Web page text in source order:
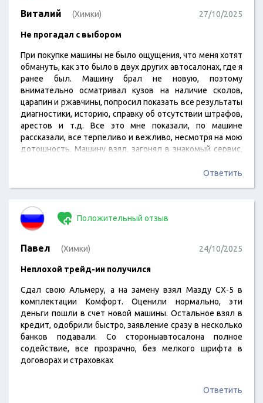
Виталий (Химки) 27/10/2025
Не прогадал с выбором
При покупке машины не было ощущения, что меня хотят
обмануть, как это было в двух других автосалонах, где я
ранее был. Машину брал не новую, поэтому
внимательно осматривал кузов на наличие сколов,
царапин и ржавчины, попросил показать все результаты
диагностики, историю, справку об отсутствии штрафов,
арестов и т.д. Все это мне показали, по машине
рассказали, все терпеливо и вежливо, несмотря на мою
дотошность. Машину взял, загонял в знакомый сервис,
Ответить
Положительный отзыв
Павел (Химки) 24/10/2025
Неплохой трейд-ин получился
Сдал свою Альмеру, а на замену взял Мазду СХ-5 в
комплектации Комфорт. Оценили нормально, эти
деньги пошли в счет новой машины. Остальное взял в
кредит, одобрили быстро, заявление сразу в несколько
банков подавали. Со стороныавтосалона полное
содействие, все прозрачно, без мелкого шрифта в
договорах и страховках
Ответить